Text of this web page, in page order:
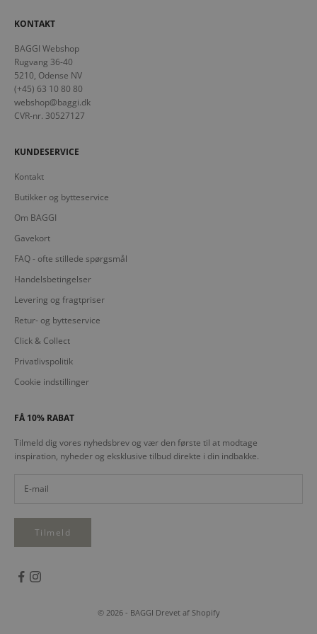
KONTAKT
BAGGI Webshop
Rugvang 36-40
5210, Odense NV
(+45) 63 10 80 80
webshop@baggi.dk
CVR-nr. 30527127
KUNDESERVICE
Kontakt
Butikker og bytteservice
Om BAGGI
Gavekort
FAQ - ofte stillede spørgsmål
Handelsbetingelser
Levering og fragtpriser
Retur- og bytteservice
Click & Collect
Privatlivspolitik
Cookie indstillinger
FÅ 10% RABAT
Tilmeld dig vores nyhedsbrev og vær den første til at modtage
inspiration, nyheder og eksklusive tilbud direkte i din indbakke.
Tilmeld
© 2026 - BAGGI Drevet af Shopify